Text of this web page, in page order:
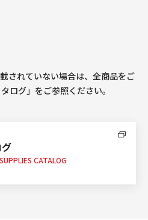
されていない場合は、全商品をご
ログ」をご参照ください。
CATALOG